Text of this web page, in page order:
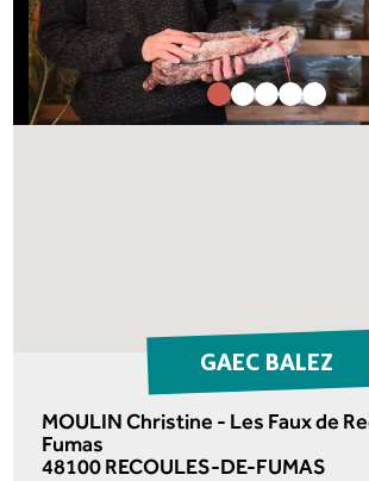
GAEC BALEZ
MOULIN Christine - Les Faux de
Fumas
48100 RECOULES-DE-FUMAS